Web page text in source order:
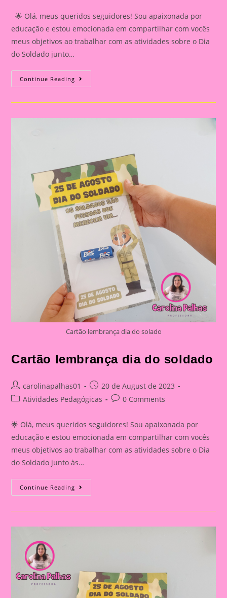
🌟 Olá, meus queridos seguidores! Sou apaixonada por
educação e estou emocionada em compartilhar com vocês
meus objetivos ao trabalhar com as atividades sobre o Dia
do Soldado junto…
Continue Reading Lembrança
Dia
Soldado
Cartão lembrança dia do solado
Cartão lembrança dia do soldado
Post
author:
carolinapalhas01
Post
published:
20 de August de 2023
PostAtividades Pedagógicas
Post0 Comments
🌟 Olá, meus queridos seguidores! Sou apaixonada por
educação e estou emocionada em compartilhar com vocês
meus objetivos ao trabalhar com as atividades sobre o Dia
do Soldado junto às…
Continue Reading Cartão
Lembrança
Do